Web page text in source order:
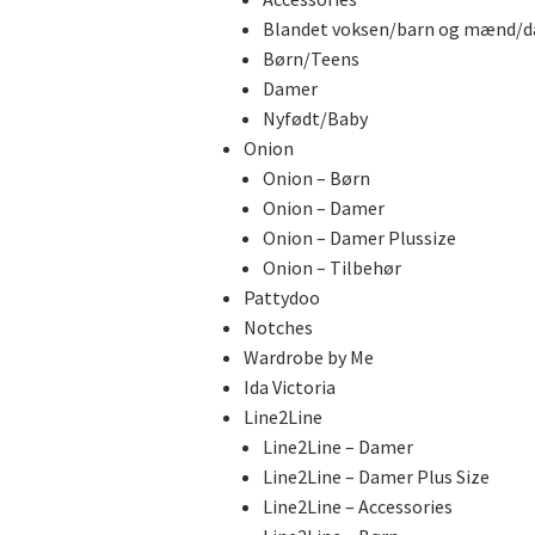
Blandet voksen/barn og mænd/
Børn/Teens
Damer
Nyfødt/Baby
Onion
Onion – Børn
Onion – Damer
Onion – Damer Plussize
Onion – Tilbehør
Pattydoo
Notches
Wardrobe by Me
Ida Victoria
Line2Line
Line2Line – Damer
Line2Line – Damer Plus Size
Line2Line – Accessories